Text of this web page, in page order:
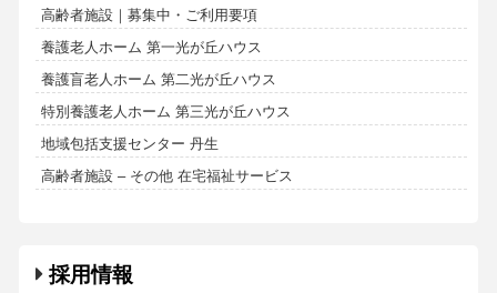
高齢者施設｜募集中・ご利用要項
養護老人ホーム 第一光が丘ハウス
養護盲老人ホーム 第二光が丘ハウス
特別養護老人ホーム 第三光が丘ハウス
地域包括支援センター 丹生
高齢者施設 – その他 在宅福祉サービス
採用情報